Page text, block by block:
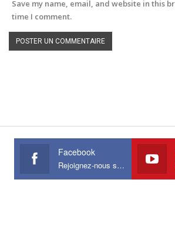
Save my name, email, and website in this
time I comment.
Facebook
Rejoignez-nous sur Facebook